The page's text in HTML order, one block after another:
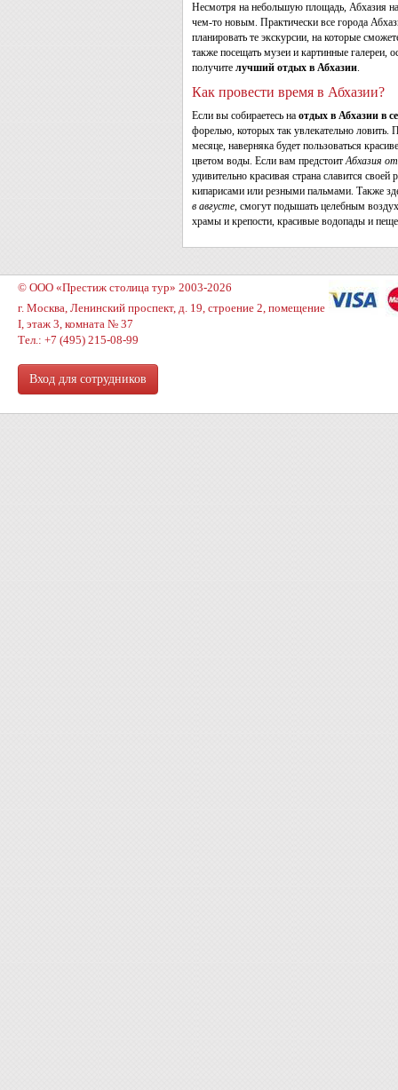
Несмотря на небольшую площадь, Абхазия
чем-то новым. Практически все города
планировать те экскурсии, на которые
также посещать музеи и картинные галереи,
получите лучший отдых в Абхазии.
Как провести время в Абхазии?
Если вы собираетесь на отдых в Абхазии в
форелью, которых так увлекательно ловить.
месяце, наверняка будет пользоваться
цветом воды. Если вам предстоитАбхазия
удивительно красивая страна славится
кипарисами или резными пальмами. Также
в августе, смогут подышать целебным
храмы и крепости, красивые водопады и
© ООО «Престиж столица тур» 2003-2026
г. Москва, Ленинский проспект, д. 19, строение 2, помещение
I, этаж 3, комната № 37
Тел.: +7 (495) 215-08-99
Вход для сотрудников